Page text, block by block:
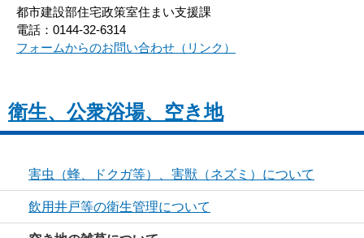
都市建設部住宅政策室住まい支援課
電話：0144-32-6314
フォームからのお問い合わせ（リンク）
衛生、公衆浴場、空き地
害虫（蜂、ドクガ等）、害獣（ネズミ）について
飲用井戸等の衛生管理について